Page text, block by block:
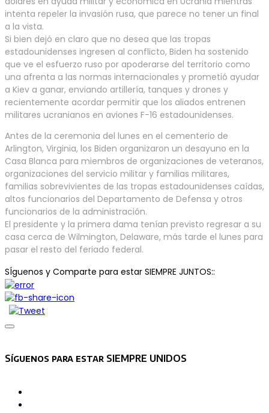
intenta repeler la invasión rusa, que parece no tener un final
a la vista.
Si bien dejó en claro que no desea que las tropas
estadounidenses ingresen al conflicto, Biden ha sostenido
que ve el esfuerzo ruso por apoderarse del territorio como
una afrenta a las normas internacionales y prometió ayudar
a Kiev a ganar, enviando artillería, tanques y drones y
recientemente acordar permitir que los aliados entrenen
militares ucranianos en aviones F-16 estadounidenses.
Antes de la ceremonia del lunes en el cementerio de
Arlington, Virginia, los Biden organizaron un desayuno en la
Casa Blanca para miembros de organizaciones de veteranos,
organizaciones del servicio militar y familias militares,
familias sobrevivientes de las tropas estadounidenses caídas,
altos funcionarios del Departamento de Defensa y otros
funcionarios de la administración.
El presidente y la primera dama tenían previsto regresar a su
casa cerca de Wilmington, Delaware, más tarde el lunes para
pasar el resto del feriado federal.
SÍguenos y Comparte para estar SIEMPRE JUNTOS::
Asides
Síguenos para estar SIEMPRE UNIDOS